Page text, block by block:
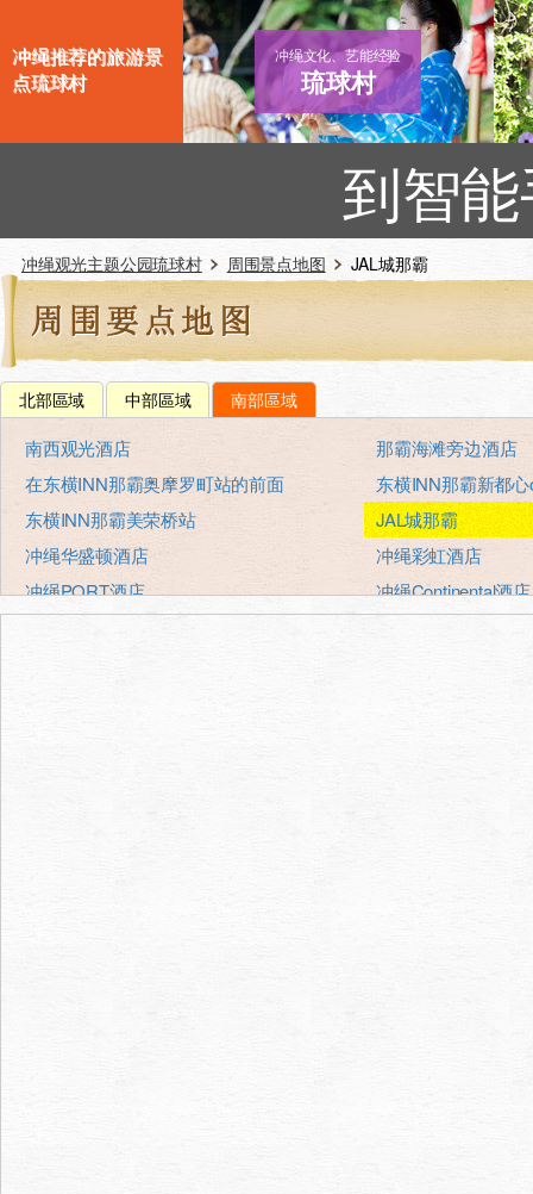
冲绳推荐的旅游景
点琉球村
冲绳文化、艺能经验
琉球村
到智
冲绳观光主题公园琉球村 周围景点地图 JAL城那霸
北部區域 中部區域 南部區域
南西观光酒店
那霸海滩旁边酒店
在东横INN那霸奥摩罗町站的前面
东横INN那霸新都心
东横INN那霸美荣桥站
JAL城那霸
冲绳华盛顿酒店
冲绳彩虹酒店
冲绳PORT酒店
冲绳Continental酒店